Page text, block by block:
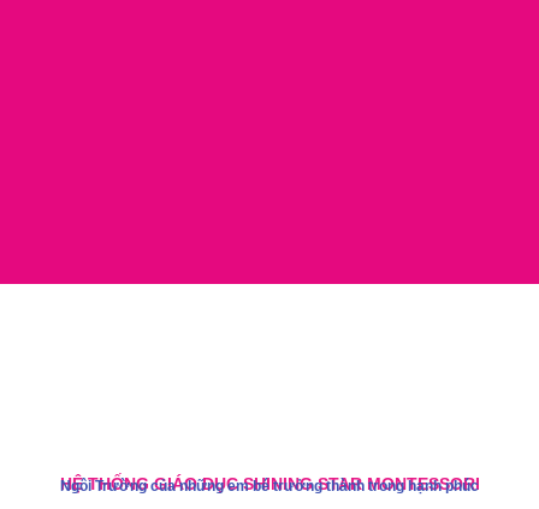
HỆ THỐNG GIÁO DỤC SHINING STAR MONTESSORI
Ngôi Trường của những em bé trưởng thành trong hạnh phúc